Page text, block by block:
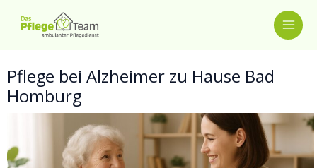
Inhalt
Pflege bei Alzheimer zu Hause Bad
Homburg